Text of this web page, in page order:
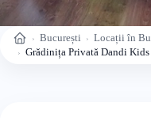
Acasă București Locații în
Grădinița Privată Dandi